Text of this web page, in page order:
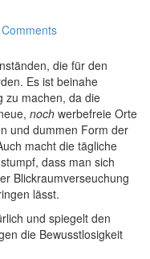
die für den
Es ist beinahe
zu machen, da die
noch werbefreie Orte
und dummen Form der
macht die tägliche
dass man sich
Blickraumverseuchung
lässt.
und spiegelt den
die Bewusstlosigkeit